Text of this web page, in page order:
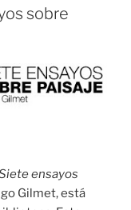
sobre
ensayos
Gilmet, está